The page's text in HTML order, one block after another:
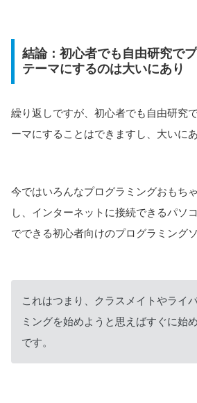
結論：初心者でも自由研究で
テーマにするのは大いにあり
繰り返しですが、初心者でも自由研究
ーマにすることはできますし、大いにあ
今ではいろんなプログラミングおもち
し、インターネットに接続できるパソ
でできる初心者向けのプログラミング
これはつまり、クラスメイトやライ
ミングを始めようと思えばすぐに始
です。